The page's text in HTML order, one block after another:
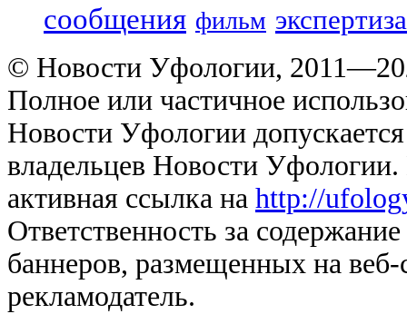
сообщения фильм экспертиза
© Новости Уфологии,
Полное или частичное
Новости Уфологии
владельцев Новости
активная ссылка на http://
Ответственность за
баннеров, размещенных на
рекламодатель.